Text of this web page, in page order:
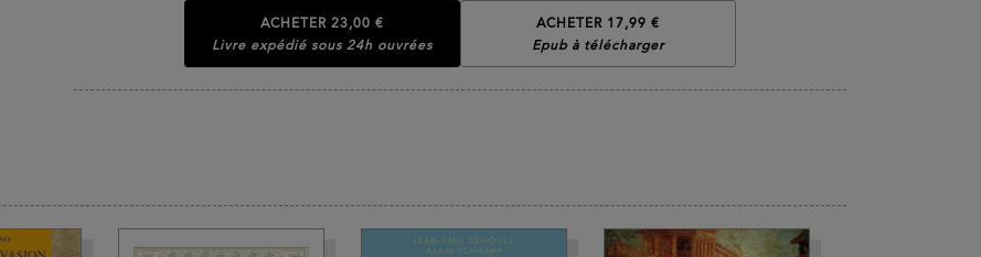
ACHETER 23,00 €
Livre expédié sous 24h ouvrées
ACHETER 17,99 €
Epub à télécharger